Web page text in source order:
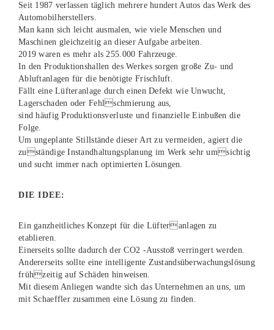
Seit 1987 verlassen täglich mehrere hundert Autos das Werk des
Automobilherstellers.
Man kann sich leicht ausmalen, wie viele Menschen und
Maschinen gleichzeitig an dieser Aufgabe arbeiten.
2019 waren es mehr als 255.000 Fahrzeuge.
In den Produktionshallen des Werkes sorgen große Zu- und
Abluftanlagen für die benötigte Frischluft.
Fällt eine Lüfteranlage durch einen Defekt wie Unwucht,
Lagerschaden oder Fehlschmierung aus,
sind häufig Produktionsverluste und finanzielle Einbußen die
Folge.
Um ungeplante Stillstände dieser Art zu vermeiden, agiert die
zuständige Instandhaltungsplanung im Werk sehr umsichtig
und sucht immer nach optimierten Lösungen.
DIE IDEE:
Ein ganzheitliches Konzept für die Lüfteranlagen zu
etablieren.
Einerseits sollte dadurch der CO2 -Ausstoß verringert werden.
Andererseits sollte eine intelligente Zustandsüberwachungslösung
frühzeitig auf Schäden hinweisen.
Mit diesem Anliegen wandte sich das Unternehmen an uns, um
mit Schaeffler zusammen eine Lösung zu finden.